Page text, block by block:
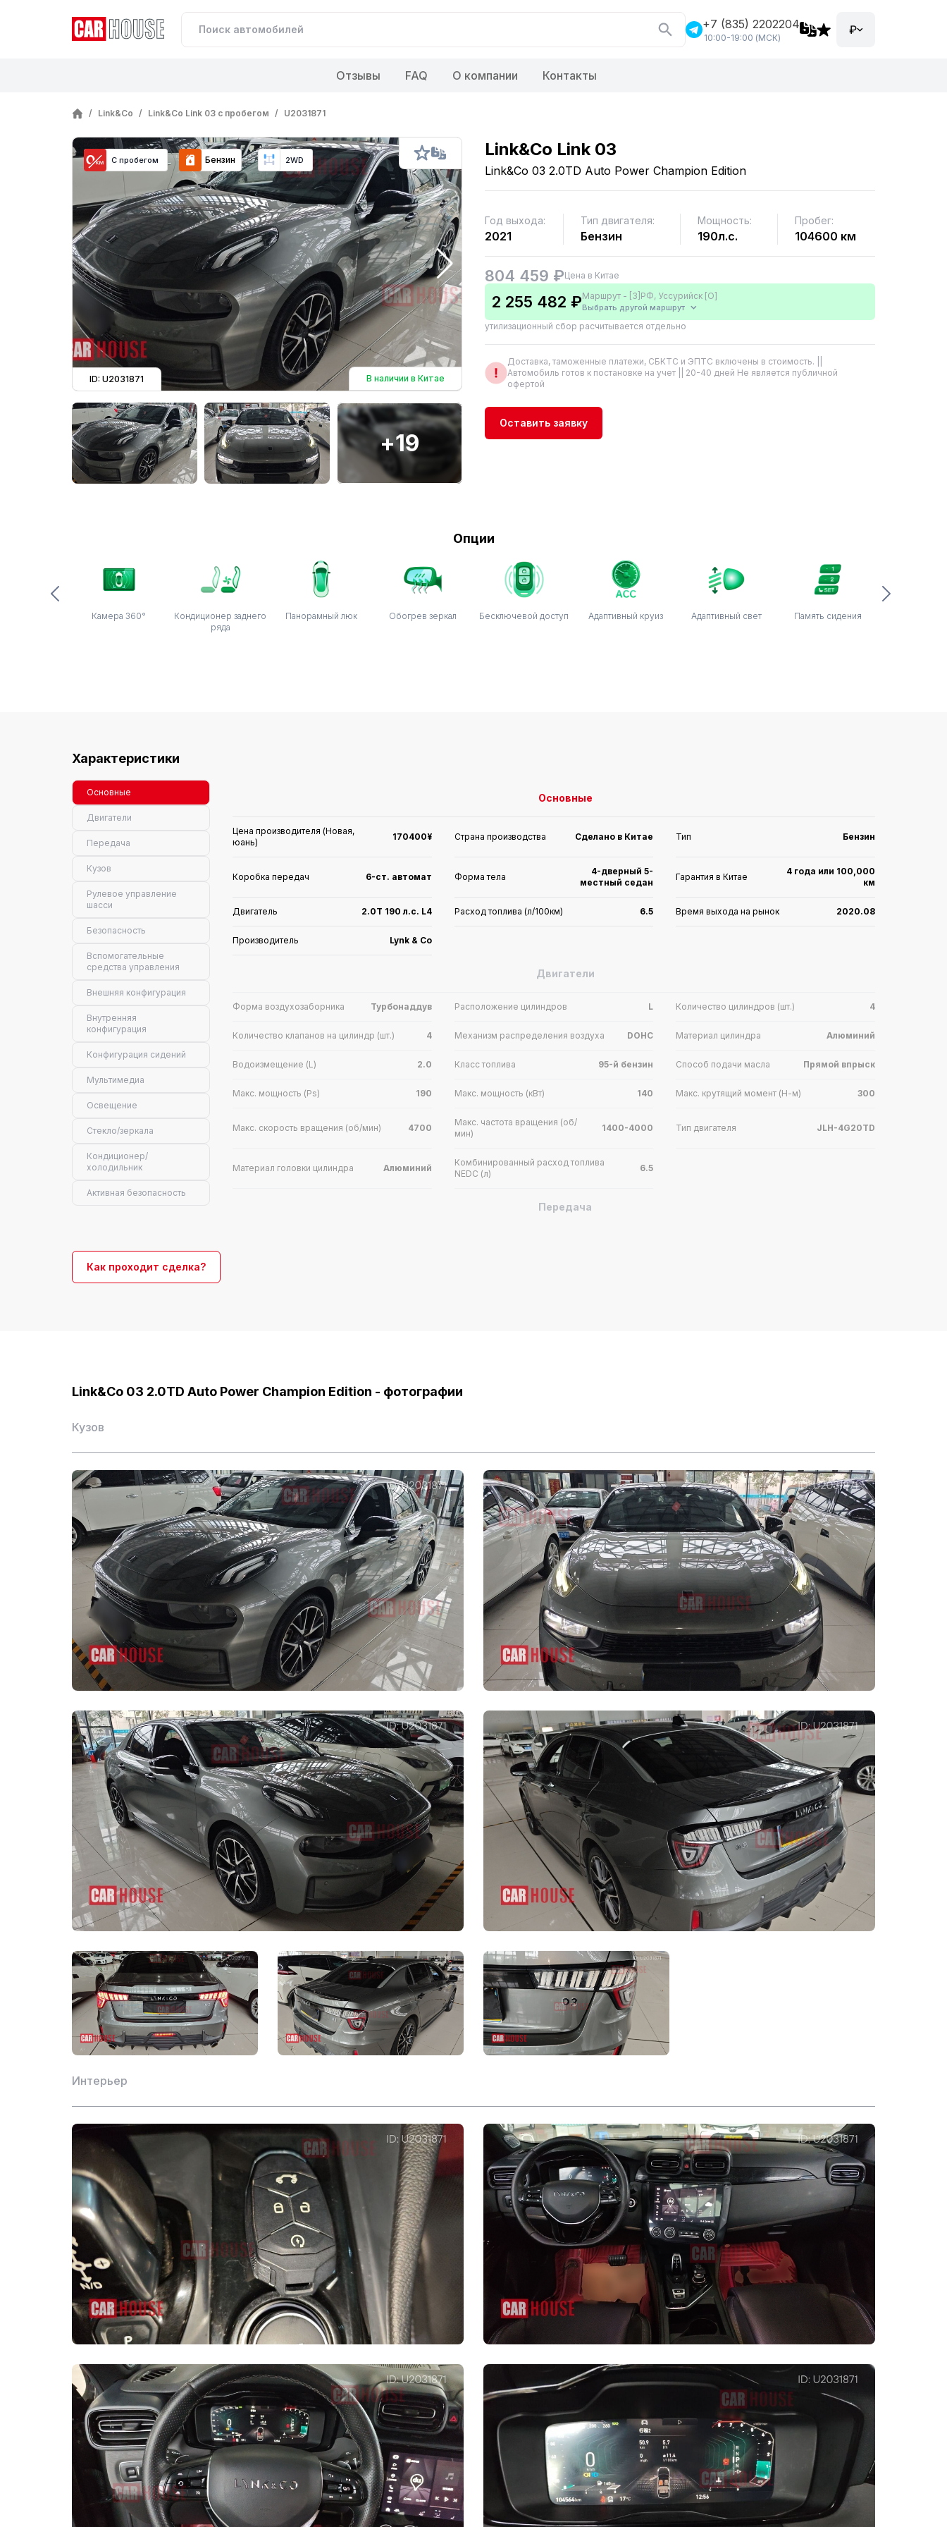
+7 (835) 2202204
10:00-19:00 (МСК)
₽
Отзывы FAQ О компании Контакты
/ Link&Co / Link&Co Link 03 с пробегом / U2031871
С пробегом Бензин 2WD
ID: U2031871 В наличии в Китае
+19
Link&Co Link 03
Link&Co 03 2.0TD Auto Power Champion Edition
Год выхода:
2021
Тип двигателя:
Бензин
Мощность:
190л.с.
Пробег:
104600 км
804 459 ₽Цена в Китае
2 255 482 ₽Маршрут - [3]РФ, Уссурийск [О]
Выбрать другой маршрут
утилизационный сбор расчитывается отдельно
Доставка, таможенные платежи, СБКТС и ЭПТС включены в стоимость. ||
Автомобиль готов к постановке на учет || 20-40 дней Не является публичной
офертой
Оставить заявку
Опции
Камера 360°
Кондиционер заднего
ряда
Панорамный люк Обогрев зеркал Бесключевой доступ Адаптивный круиз Адаптивный свет Память сидения
Характеристики
Основные
Двигатели
Передача
Кузов
Рулевое управление
шасси
Безопасность
Вспомогательные
средства управления
Внешняя конфигурация
Внутренняя
конфигурация
Конфигурация сидений
Мультимедиа
Освещение
Стекло/зеркала
Кондиционер/
холодильник
Активная безопасность
Основные
Цена производителя (Новая,
юань)
170400¥ Страна производства Сделано в Китае Тип Бензин
Коробка передач 6-ст. автомат Форма тела
4-дверный 5-
местный седан
Гарантия в Китае
4 года или 100,000
км
Двигатель 2.0T 190 л.с. L4 Расход топлива (л/100км) 6.5 Время выхода на рынок 2020.08
Производитель Lynk & Co
Двигатели
Форма воздухозаборника Турбонаддув Расположение цилиндров L Количество цилиндров (шт.) 4
Количество клапанов на цилиндр (шт.) 4 Механизм распределения воздуха DOHC Материал цилиндра Алюминий
Водоизмещение (L) 2.0 Класс топлива 95-й бензин Способ подачи масла Прямой впрыск
Макс. мощность (Ps) 190 Макс. мощность (кВт) 140 Макс. крутящий момент (Н-м) 300
Макс. скорость вращения (об/мин) 4700
Макс. частота вращения (об/
мин)
1400-4000 Тип двигателя JLH-4G20TD
Материал головки цилиндра Алюминий
Комбинированный расход топлива
NEDC (л)
6.5
Передача
Рулевое управление шасси
Тип привода Передний привод
Тип передней
подвески
Независ. подвеска
МакФерсон
Тип переднего
тормоза
Вентилир. дисковые
тормоза
Тип заднего
тормоза
Дисковые тормоза
Тип помощи при
рулевом
управлении
Электрический
усилитель
Кузовной ремонт Несущий кузов
Тип стояночного
тормоза
Электронный
стояночный тормоз
Технические
характеристики
запасного колеса
Неполный размер
Тип задней
Многозвенная
независимая
подвеска
Размер передней шины 225/45 R18 Размер задних шин 225/45 R18
Безопасность
Подушка безопасности водителя Подушка безопасности пассажира
Передние боковые подушки
безопасности
Передние головные подушки
безопасности (воздушные занавески)
Задние головные подушки
безопасности (воздушные занавески)
Устройство контроля давления в шинах
Напоминание о непристегнутом ремне
безопасности
Распределение тормозных усилий
(EBD/CBC и т.д.)
Система помощи при торможении
(EBA/BAS/BA и т.д.)
Противобуксовочная система
(ASR/TCS/TRC и т.д.)
Контроль устойчивости (ESC/ESP/DSC
Вспомогательные средства управления
Реверсивный радар Автоматическая парковка
Hill Assist Параллельная помощь
Адаптивный круиз-контроль Передний радар
Технология запуска/остановки
двигателя
Количество ультразвуковых радаров 12
Система предупреждения о боковом
Панорамный световой люк Пакет спортивного внешнего вида Алюминиевые легкосплавные диски
Центральный замок в автомобиле Система запуска без ключа Система бесключевого доступа
Электронная иммобилизация
двигателя
Кнопки дистанционного управления
Внутренняя конфигурация
Многофункциональное рулевое
колесо
Дисплей автомобильного компьютера
Полностью жидкокристаллическая
приборная панель
Кожаное рулевое колесо
Переключение передач на рулевом
Регулировка
рулевого колеса
Регул. вверх/вниз и
вперёд/назад
Регулировка высоты основного
сиденья
Основное сиденье с электрической
регулировкой
Способ
заднего сиденья
Пропорциональное
складывание
Задний подстаканник Электрическая память сидений
Регулируемое с помощью
электропривода пассажирское
сиденье
Сиденья в спортивном стиле Материал сиденья Кожа+алькантара
Регулировка поясничного упора
основного сиденья
Как проходит сделка?
Link&Co 03 2.0TD Auto Power Champion Edition - фотографии
Кузов
Интерьер